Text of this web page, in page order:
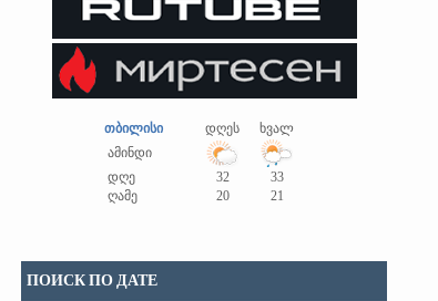
თბილისი დღეს
ხვალ
ამინდი
დღე
32
33
ღამე
20 21
ПОИСК ПО ДАТЕ